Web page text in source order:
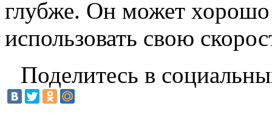
глубже. Он может
использовать свою
Поделитесь в